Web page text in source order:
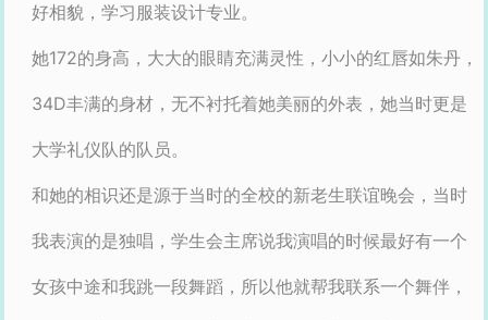
好相貌，学习服装设计专业。
她172的身高，大大的眼睛充满灵性，小小的红唇如朱丹，
34D丰满的身材，无不衬托着她美丽的外表，她当时更是
大学礼仪队的队员。
和她的相识还是源于当时的全校的新老生联谊晚会，当时
我表演的是独唱，学生会主席说我演唱的时候最好有一个
女孩中途和我跳一段舞蹈，所以他就帮我联系一个舞伴，